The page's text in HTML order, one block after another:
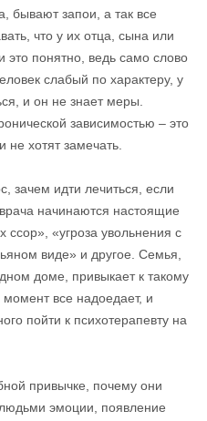
бывают запои, а так все
что у их отца, сына или
это понятно, ведь само слово
слабый по характеру, у
и он не знает меры.
зависимостью – это
хотят замечать.
зачем идти лечиться, если
начинаются настоящие
ссор», «угроза увольнения с
виде» и другое. Семья,
доме, привыкает к такому
все надоедает, и
пойти к психотерапевту на
привычке, почему они
эмоции, появление